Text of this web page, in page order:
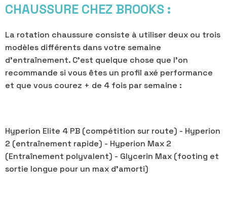
CHAUSSURE CHEZ BROOKS :
La rotation chaussure consiste à utiliser deux ou trois
modèles différents dans votre semaine
d’entraînement. C’est quelque chose que l’on
recommande si vous êtes un profil axé performance
et que vous courez + de 4 fois par semaine :
Hyperion Elite 4 PB (compétition sur route) - Hyperion
2 (entraînement rapide) - Hyperion Max 2
(Entraînement polyvalent) - Glycerin Max (footing et
sortie longue pour un max d’amorti)